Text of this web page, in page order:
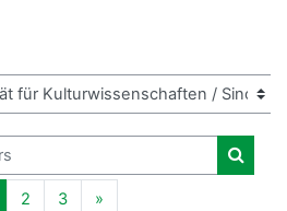
Page 1
2Page 2
3Page 3
»Page suivante